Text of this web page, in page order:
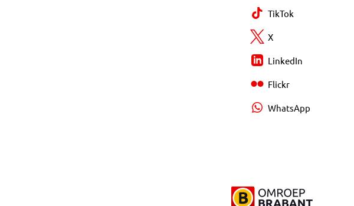
TikTok
X
LinkedIn
Flickr
WhatsApp